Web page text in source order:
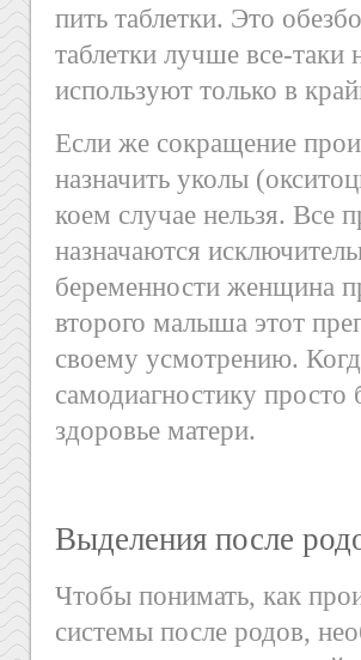
пить таблетки. Это
таблетки лучше все-таки
используют только в
Если же сокращение
назначить уколы
коем случае нельзя. Все
назначаются
беременности женщина
второго малыша этот
своему усмотрению.
самодиагностику просто
здоровье матери.
Выделения после
Чтобы понимать, как
системы после родов,